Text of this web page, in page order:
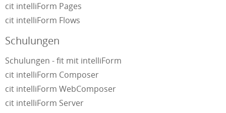
cit intelliForm Pages
cit intelliForm Flows
Schulungen
Schulungen - fit mit intelliForm
cit intelliForm Composer
cit intelliForm WebComposer
cit intelliForm Server